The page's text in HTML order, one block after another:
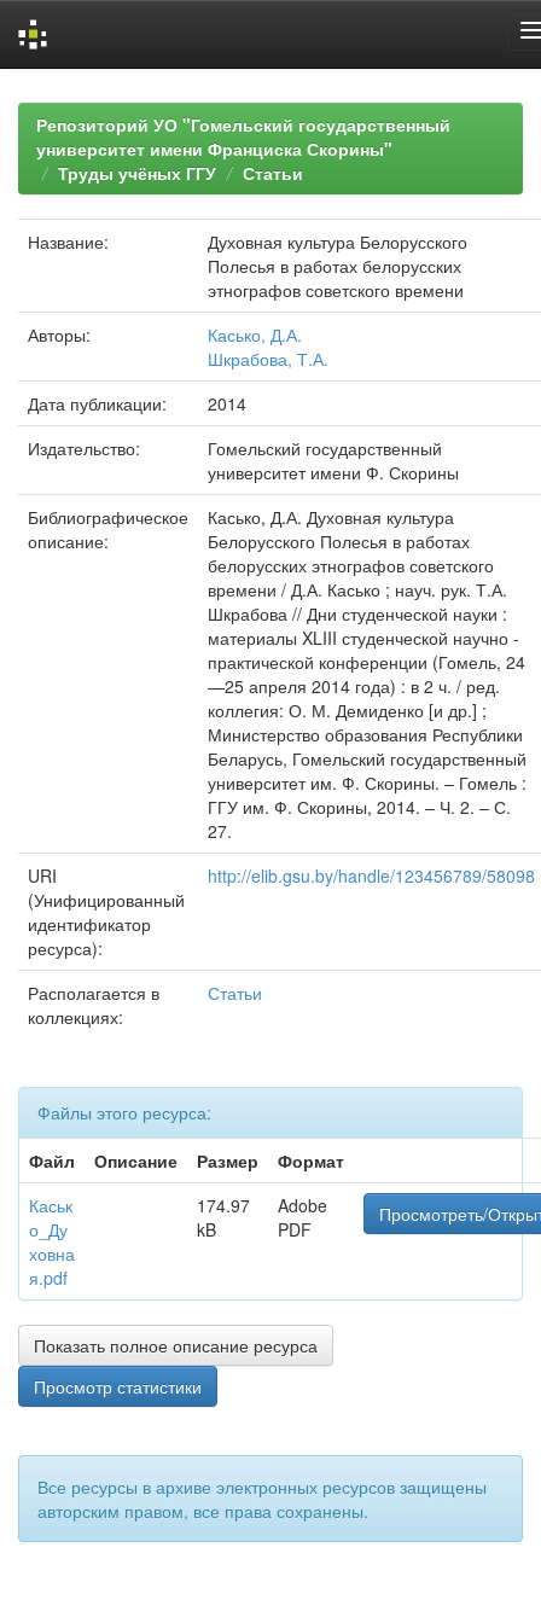
navigationРепозиторий УО "Гомельский государственный
университет имени Франциска Скорины"
Труды учёных ГГУ
Статьи
Название:
Духовная культура Белорусского
Полесья в работах белорусских
этнографов советского времени
Авторы:
Касько, Д.А.
Шкрабова, Т.А.
Дата публикации:
2014
Издательство:
Гомельский государственный
университет имени Ф. Скорины
Библиографическое
описание:
Касько, Д.А. Духовная культура
Белорусского Полесья в работах
белорусских этнографов советского
времени / Д.А. Касько ; науч. рук. Т.А.
Шкрабова // Дни студенческой науки :
материалы XLIII студенческой научно -
практической конференции (Гомель, 24
—25 апреля 2014 года) : в 2 ч. / ред.
коллегия: О. М. Демиденко [и др.] ;
Министерство образования Республики
Беларусь, Гомельский государственный
университет им. Ф. Скорины. – Гомель :
ГГУ им. Ф. Скорины, 2014. – Ч. 2. – С.
27.
URI
(Унифицированный
идентификатор
ресурса):
http://elib.gsu.by/handle/123456789/58098
Располагается в
коллекциях:
Статьи
Файлы этого ресурса:
Файл
Описание Размер
Формат
Каськ
о_Ду
ховна
я.pdf
174.97
kB
Adobe
PDF
Просмотреть/
Показать полное описание ресурса
Просмотр статистики
Все ресурсы в архиве электронных ресурсов защищены
авторским правом, все права сохранены.